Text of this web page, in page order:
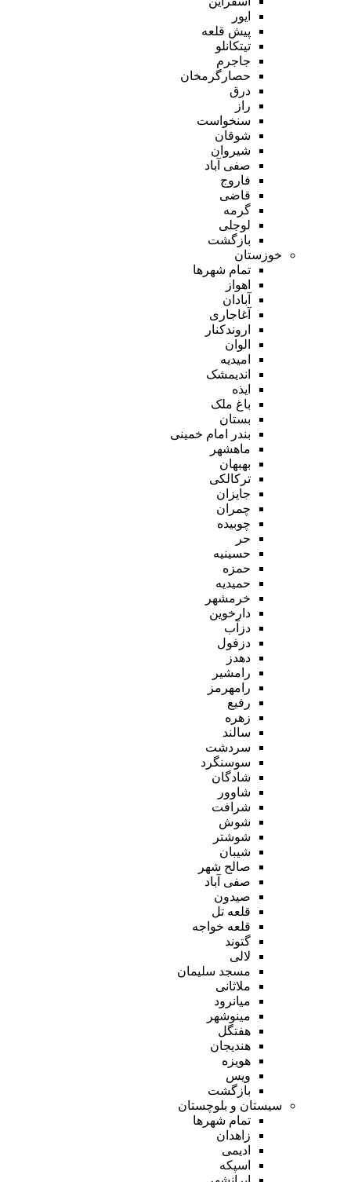
ایور
پیش قلعه
تیتکانلو
جاجرم
حصارگرمخان
درق
راز
سنخواست
شوقان
شیروان
صفی آباد
فاروج
قاضی
گرمه
لوجلی
بازگشت
خوزستان
تمام شهر‌ها
اهواز
آبادان
آغاجاری
اروندکنار
الوان
امیدیه
اندیمشک
ایذه
باغ ملک
بستان
بندر امام خمینی
ماهشهر
بهبهان
ترکالکی
جایزان
چمران
چوبیده
حر
حسینیه
حمزه
حمیدیه
خرمشهر
دارخوین
دزآب
دزفول
دهدز
رامشیر
رامهرمز
رفیع
زهره
سالند
سردشت
سوسنگرد
شادگان
شاوور
شرافت
شوش
شوشتر
شیبان
صالح شهر
صفی آباد
صیدون
قلعه تل
قلعه خواجه
گتوند
لالی
مسجد سلیمان
ملاثانی
میانرود
مینوشهر
هفتگل
هندیجان
هویزه
ویس
بازگشت
سیستان و بلوچستان
تمام شهر‌ها
زاهدان
ادیمی
اسپکه